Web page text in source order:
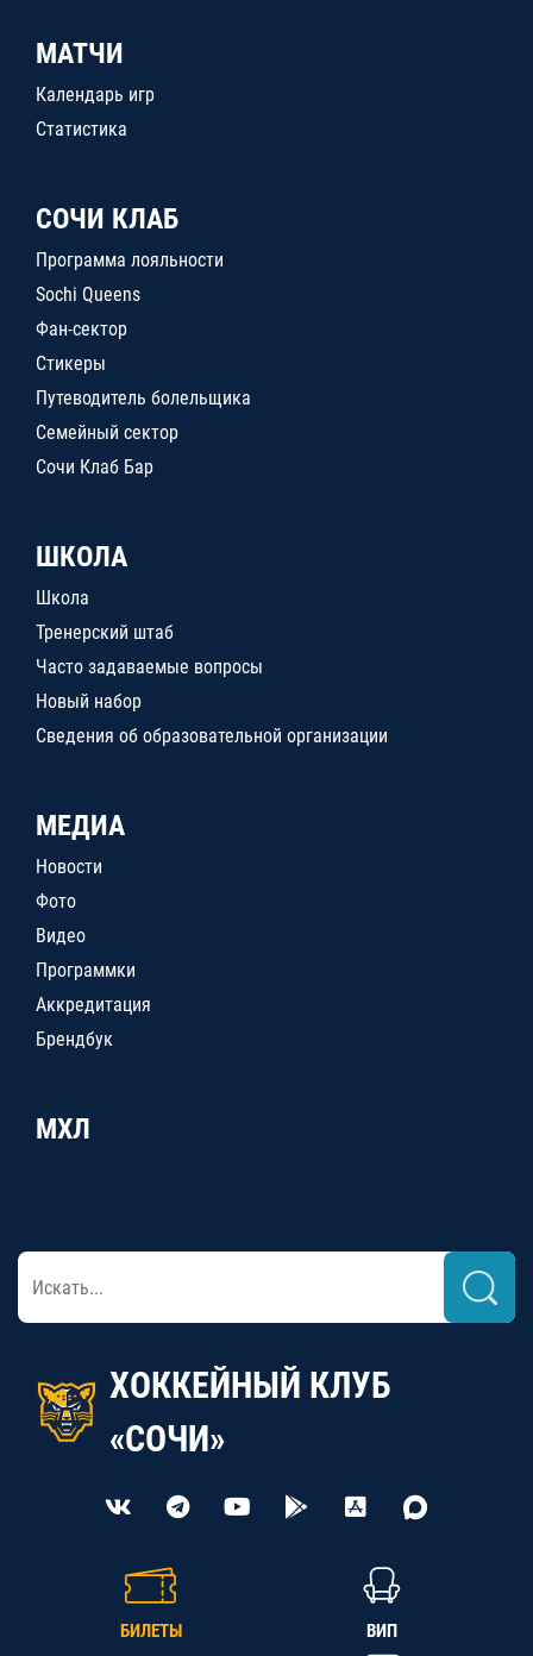
МАТЧИ
Календарь игр
Статистика
СОЧИ КЛАБ
Программа лояльности
Sochi Queens
Фан-сектор
Стикеры
Путеводитель болельщика
Семейный сектор
Сочи Клаб Бар
ШКОЛА
Школа
Тренерский штаб
Часто задаваемые вопросы
Новый набор
Сведения об образовательной организации
МЕДИА
Новости
Фото
Видео
Программки
Аккредитация
Брендбук
МХЛ
ХОККЕЙНЫЙ КЛУБ
«СОЧИ»
БИЛЕТЫ ВИП